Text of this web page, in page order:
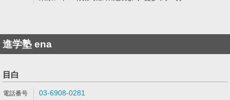
進学塾 ena
目白
03-6908-0281